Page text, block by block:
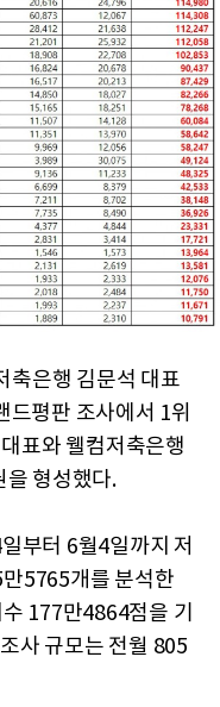
축은행 김문석 대표
드평판 조사에서 1위
표와 웰컴저축은행
을 형성했다.
부터 6월4일까지 저
5765개를 분석한
177만4864점을 기
사 규모는 전월 805